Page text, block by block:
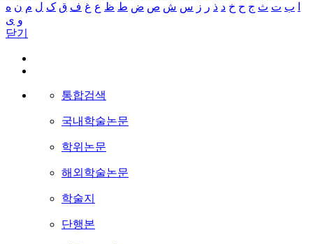
ب ت ث ج ح خ د ذ ر ز س ش ص ض ط ظ ع غ ف ق ک ل م ن ه
و ی
닫기
통합검색
국내학술논문
학위논문
해외학술논문
학술지
단행본